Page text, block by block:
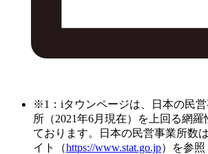
※1：iタウンページは、日本の民営
所（2021年6月現在）を上回る網
ております。日本の民営事業所数
イト（https://www.stat.go.jp）を参照